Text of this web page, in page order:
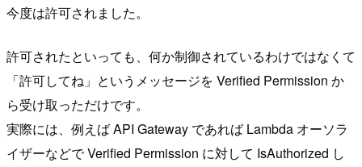
今度は許可されました。
許可されたといっても、何か制御されているわけではなくて
「許可してね」というメッセージを Verified Permission か
ら受け取っただけです。
実際には、例えば API Gateway であれば Lambda オーソラ
イザーなどで Verified Permission に対して IsAuthorized し